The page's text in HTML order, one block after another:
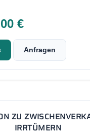
€
Anfragen
ZU
IRRTÜMERN